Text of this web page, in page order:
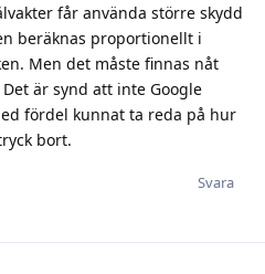
får använda större skydd
beräknas proportionellt i
Men det måste finnas nåt
är synd att inte Google
fördel kunnat ta reda på hur
bort.
Svara